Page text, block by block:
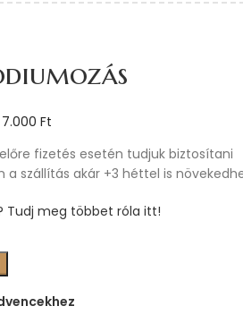
7.000 Ft
fizetés esetén tudjuk biztosítani
a szállítás akár +3 héttel is
Tudj meg többet róla itt!